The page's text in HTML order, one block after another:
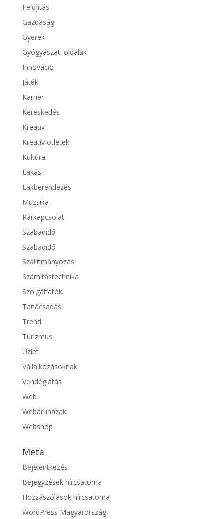
Felújítás
Gazdaság
Gyerek
Gyógyászati oldalak
Innováció
Játék
Karrier
Kereskedés
Kreatív
Kreatív ötletek
Kultúra
Lakás
Lakberendezés
Muzsika
Párkapcsolat
Szabadidő
Szabadidő
Szállítmányozás
Számítástechnika
Szolgáltatók
Tanácsadás
Trend
Turizmus
Üzlet
Vállalkozásoknak
Vendéglátás
Web
Webáruházak
Webshop
Meta
Bejelentkezés
Bejegyzések hírcsatorna
Hozzászólások hírcsatorna
WordPress Magyarország